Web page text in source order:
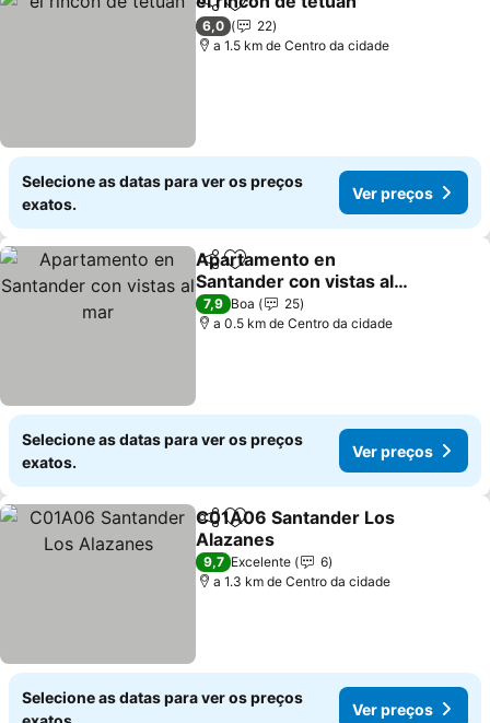
PartilharAdicionar aos favoritos
6,0
22
a 1.5 km de Centro da cidade
Selecione as datas para ver os preços
exatos.
Ver preços
PartilharAdicionar aos favoritos
Apartamento en
Santander con vistas al
mar
Ver preços
7,9 Boa
25
a 0.5 km de Centro da cidade
Selecione as datas para ver os preços
exatos.
Ver preços
PartilharAdicionar aos favoritos
C01A06 Santander Los
Alazanes
Ver preços
9,7 Excelente
6
a 1.3 km de Centro da cidade
Selecione as datas para ver os preços
Ver preços